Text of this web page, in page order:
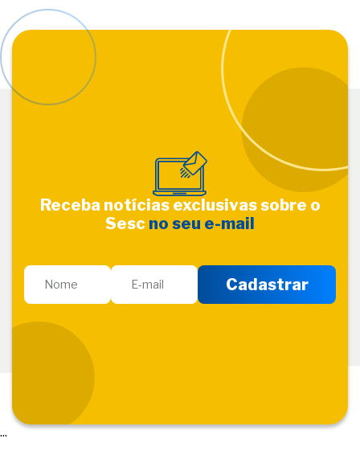
Receba notícias exclusivas sobre o
Sesc no seu e-mail
...